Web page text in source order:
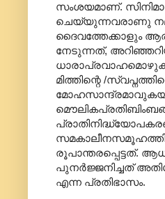
സംശയമാണ്.
ചെയ്യുന്നവരാണു
ദൈവത്തേക്കാളും
നേടുന്നത്,
മിത്തിന്റെ /
രൂപാന്തരപ്പെട്ടത്.
പുനർജ്ജനിച്ചത്
എന്ന പ്രതിഭാസം.